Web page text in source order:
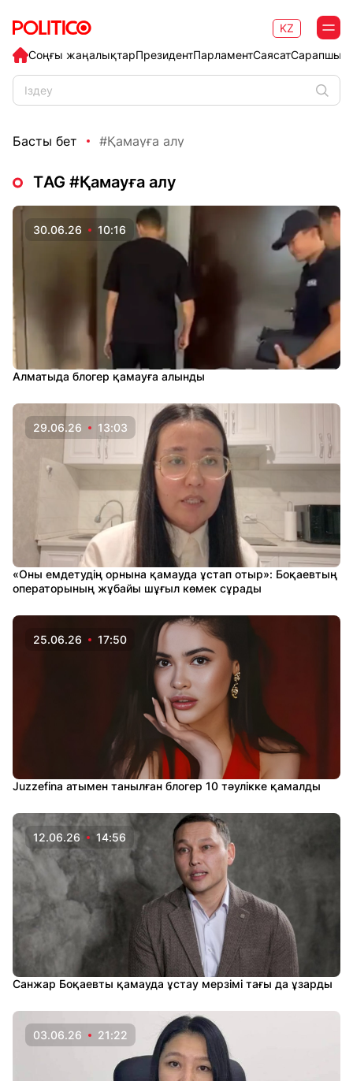
Соңғы жаңалықтарПрезидентПарламентСаясат
KZ
Басты бет #Қамауға алу
ТAG #Қамауға алу
30.06.26 10:16
Алматыда блогер қамауға алынды
29.06.26 13:03
«Оны емдетудің орнына қамауда ұстап отыр»: Боқаевтың
операторының жұбайы шұғыл көмек сұрады
25.06.26 17:50
Juzzefina атымен танылған блогер 10 тәулікке қамалды
12.06.26 14:56
Санжар Боқаевты қамауда ұстау мерзімі тағы да ұзарды
03.06.26 21:22